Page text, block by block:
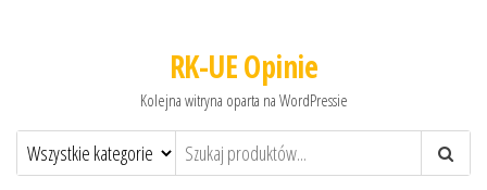
RK-UE Opinie
Kolejna witryna oparta na WordPressie